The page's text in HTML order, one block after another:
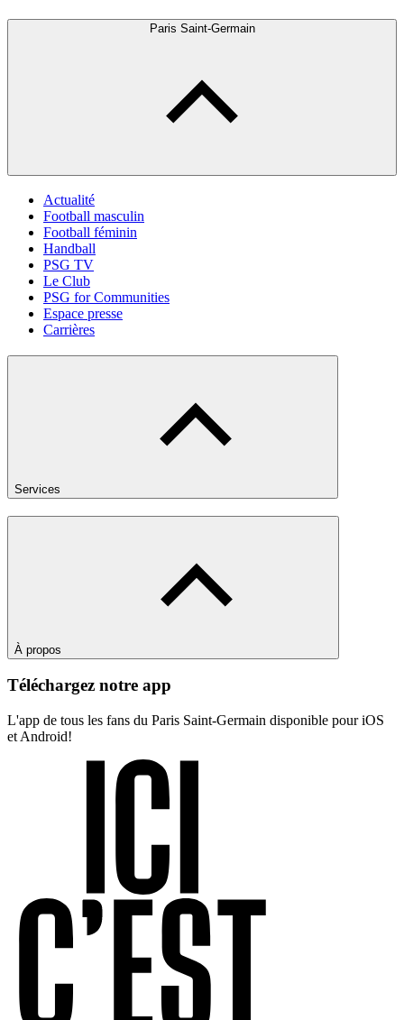
Paris Saint-Germain
Actualité
Football masculin
Football féminin
Handball
PSG TV
Le Club
PSG for Communities
Espace presse
Carrières
Services
À propos
Téléchargez notre app
L'app de tous les fans du Paris Saint-Germain disponible pour iOS
et Android!